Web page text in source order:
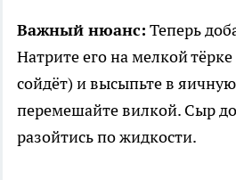
Важный нюанс: Теперь
Натрите его на мелкой
сойдёт) и высыпьте в
перемешайте вилкой. Сыр
разойтись по жидкости.